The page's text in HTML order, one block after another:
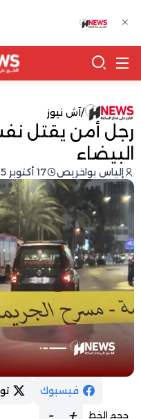
/آش نيوز
رجل أمن يقتل
البيضاء
إلياس بواخريص 17 أكتوبر 2025 - 22:43
فيسبوك
حجم الخط +
-
✕